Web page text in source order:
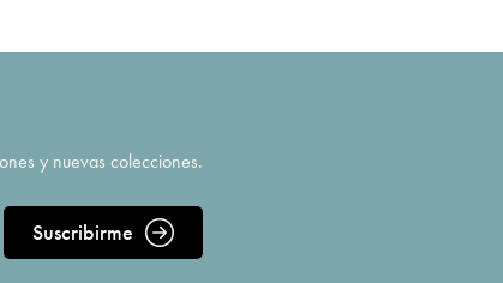
y nuevas colecciones.
Suscribirme